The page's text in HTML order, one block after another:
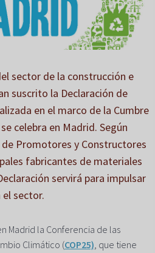
sector de la construcción e
suscrito la Declaración de
en el marco de la Cumbre
celebra en Madrid. Según
Promotores y Constructores
fabricantes de materiales
servirá para impulsar
sector.
Madrid la Conferencia de las
Climático (COP25), que tiene